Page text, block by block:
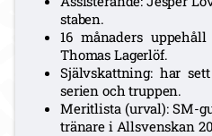
staben.
16 månaders
Thomas Lagerlöf.
Självskattning: har
serien och truppen.
Meritlista (urval): SM-
tränare i Allsvenskan